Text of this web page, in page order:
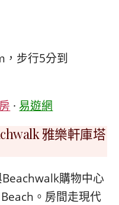
，步行5分到
· 易遊網
雅樂軒庫塔
購物中心
。房間走現代